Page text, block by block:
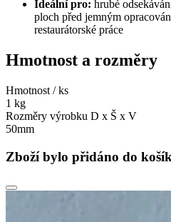
Ideální pro: hrubé
ploch před jemným
restaurátorské práce
Hmotnost a rozměry
Hmotnost / ks
1 kg
Rozměry výrobku D x Š x V
50mm
Zboží bylo přidáno do